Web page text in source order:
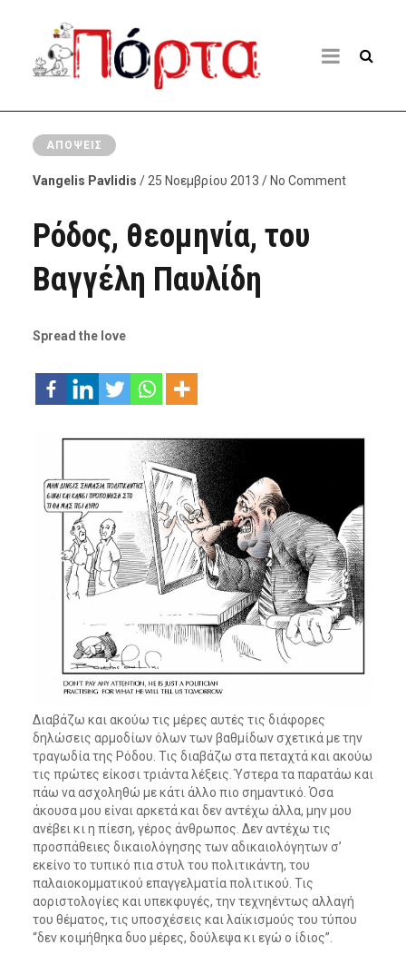
ΑΠΌΨΕΙΣ
Vangelis Pavlidis / 25 Νοεμβρίου 2013 / No Comment
Ρόδος, θεομηνία, του
Βαγγέλη Παυλίδη
Spread the love
Διαβάζω και ακούω τις μέρες αυτές τις διάφορες
δηλώσεις αρμοδίων όλων των βαθμίδων σχετικά με την
τραγωδία της Ρόδου. Τις διαβάζω στα πεταχτά και ακούω
τις πρώτες είκοσι τριάντα λέξεις. Ύστερα τα παρατάω και
πάω να ασχοληθώ με κάτι άλλο πιο σημαντικό. Όσα
άκουσα μου είναι αρκετά και δεν αντέχω άλλα, μην μου
ανέβει κι η πίεση, γέρος άνθρωπος. Δεν αντέχω τις
προσπάθειες δικαιολόγησης των αδικαιολόγητων σ’
εκείνο το τυπικό πια στυλ του πολιτικάντη, του
παλαιοκομματικού επαγγελματία πολιτικού. Τις
αοριστολογίες και υπεκφυγές, την τεχνηέντως αλλαγή
του θέματος, τις υποσχέσεις και λαϊκισμούς του τύπου
“δεν κοιμήθηκα δυο μέρες, δούλεψα κι εγώ ο ίδιος”.